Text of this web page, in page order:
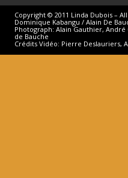
Copyright © 2011 Linda Dubois –
Dominique Kabangu / Alain De
Photograph: Alain Gauthier,
de Bauche
Crédits Vidéo: Pierre Deslauriers,